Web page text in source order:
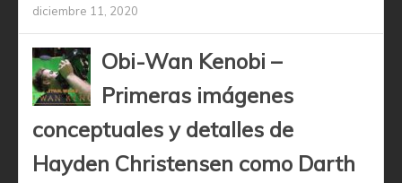
diciembre 11, 2020
Obi-Wan Kenobi –
Primeras imágenes
conceptuales y detalles de
Hayden Christensen como Darth